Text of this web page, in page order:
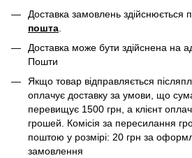
Доставка замовлень здійснюється
пошта
Доставка може бути здійснена на
Пошти
Якщо товар відправляється
оплачує доставку за умови, що
перевищує 1500 грн, а клієнт
грошей. Комісія за пересилання
поштою у розмірі: 20 грн за
замовлення